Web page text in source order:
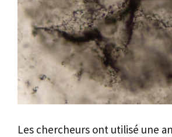
Les chercheurs ont utilisé une